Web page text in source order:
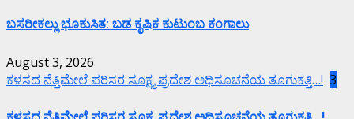
ಬಸರೀಕಲ್ಲು ಭೂಕುಸಿತ: ಬಡ ಕೃಷಿಕ ಕುಟುಂಬ ಕಂಗಾಲು
August 3, 2026
ಕಳಸದ ನೆತ್ತಿಮೇಲೆ ಪರಿಸರ ಸೂಕ್ಷ್ಮ ಪ್ರದೇಶ ಅಧಿಸೂಚನೆಯ ತೂಗುಕತ್ತಿ…! 3